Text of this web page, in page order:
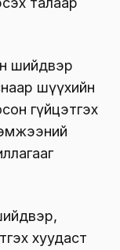
шийдвэр
шүүхийн
гүйцэтгэх
хуудаст